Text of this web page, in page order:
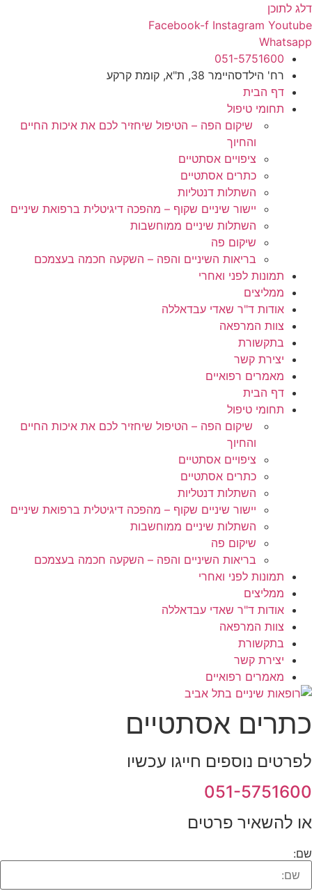
דלג לתוכן
Facebook-f Instagram Youtube
Whatsapp
051-5751600
רח' הילדסהיימר 38, ת"א, קומת קרקע
דף הבית
תחומי טיפול
שיקום הפה – הטיפול שיחזיר לכם את איכות החיים
והחיוך
ציפויים אסתטיים
כתרים אסתטיים
השתלות דנטליות
יישור שיניים שקוף – מהפכה דיגיטלית ברפואת שיניים
השתלות שיניים ממוחשבות
שיקום פה
בריאות השיניים והפה – השקעה חכמה בעצמכם
תמונות לפני ואחרי
ממליצים
אודות ד"ר שאדי עבדאללה
צוות המרפאה
בתקשורת
יצירת קשר
מאמרים רפואיים
דף הבית
תחומי טיפול
שיקום הפה – הטיפול שיחזיר לכם את איכות החיים
והחיוך
ציפויים אסתטיים
כתרים אסתטיים
השתלות דנטליות
יישור שיניים שקוף – מהפכה דיגיטלית ברפואת שיניים
השתלות שיניים ממוחשבות
שיקום פה
בריאות השיניים והפה – השקעה חכמה בעצמכם
תמונות לפני ואחרי
ממליצים
אודות ד"ר שאדי עבדאללה
צוות המרפאה
בתקשורת
יצירת קשר
מאמרים רפואיים
כתרים אסתטיים
לפרטים נוספים חייגו עכשיו
051-5751600
או להשאיר פרטים
שם: